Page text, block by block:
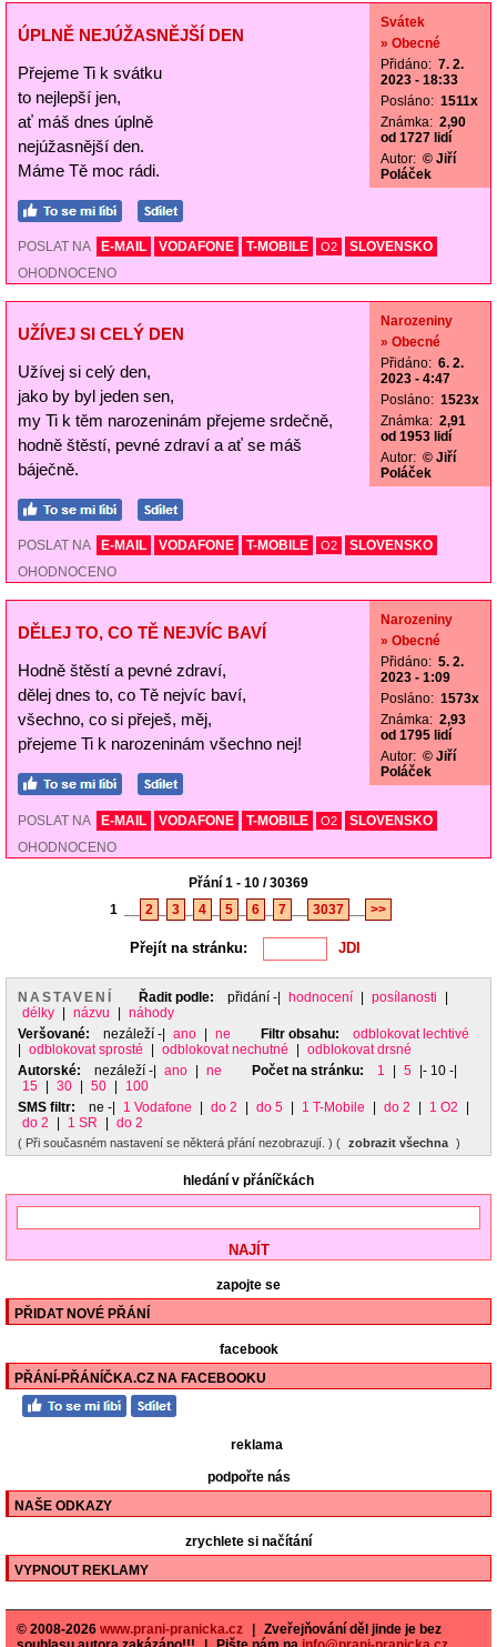
ÚPLNĚ NEJÚŽASNĚJŠÍ DEN
Přejeme Ti k svátku
to nejlepší jen,
ať máš dnes úplně
nejúžasnější den.
Máme Tě moc rádi.
Svátek
» Obecné
Přidáno: 7. 2.
2023 - 18:33
Posláno: 1511x
Známka: 2,90
od 1727 lidí
Autor: © Jiří
Poláček
POSLAT NA E-MAIL VODAFONE T-MOBILE O2
SLOVENSKO
OHODNOCENO
UŽÍVEJ SI CELÝ DEN
Užívej si celý den,
jako by byl jeden sen,
my Ti k těm narozeninám přejeme srdečně,
hodně štěstí, pevné zdraví a ať se máš
báječně.
Narozeniny
» Obecné
Přidáno: 6. 2.
2023 - 4:47
Posláno: 1523x
Známka: 2,91
od 1953 lidí
Autor: © Jiří
Poláček
POSLAT NA E-MAIL VODAFONE T-MOBILE O2
SLOVENSKO
OHODNOCENO
DĚLEJ TO, CO TĚ NEJVÍC BAVÍ
Hodně štěstí a pevné zdraví,
dělej dnes to, co Tě nejvíc baví,
všechno, co si přeješ, měj,
přejeme Ti k narozeninám všechno nej!
Narozeniny
» Obecné
Přidáno: 5. 2.
2023 - 1:09
Posláno: 1573x
Známka: 2,93
od 1795 lidí
Autor: © Jiří
Poláček
POSLAT NA E-MAIL VODAFONE T-MOBILE O2
SLOVENSKO
OHODNOCENO
Přání 1 - 10 / 30369
1
2 3 4 5 6 7 3037 >>
Přejít na stránku:
NASTAVENÍ Řadit podle: přidání -| hodnocení posílanosti
délky
názvu
náhody
Veršované:
nezáleží -| ano ne Filtr obsahu:
odblokovat lechtivé
odblokovat sprosté odblokovat nechutné
odblokovat drsné
Autorské:
nezáleží -| ano ne Počet na stránku: 1 5
|- 10 -|
15
30 50
100
SMS filtr:
ne -| 1 Vodafone do 2 do 5 1 T-Mobile do 2 1 O2
do 2
1 SR do 2
( Při současném nastavení se některá přání nezobrazují. ) ( zobrazit všechna )
hledání v přáníčkách
zapojte se
PŘIDAT NOVÉ PŘÁNÍ
facebook
PŘÁNÍ-PŘÁNÍČKA.CZ NA FACEBOOKU
reklama
podpořte nás
NAŠE ODKAZY
zrychlete si načítání
VYPNOUT REKLAMY
© 2008-2026 www.prani-pranicka.cz
Zveřejňování děl jinde je bez